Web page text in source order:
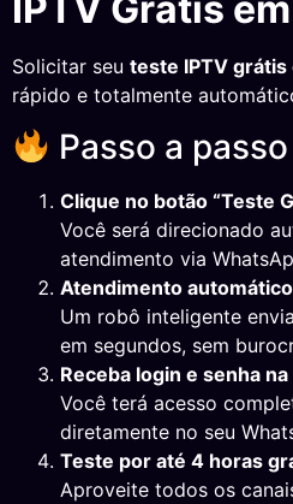
IPTV Grátis
Solicitar seu teste IPTV grátis
rápido e totalmente
Passo a
Clique no botão “Teste
Você será direcionado
atendimento via
Atendimento
Um robô inteligente
em segundos, sem
Receba login e senha
Você terá acesso
diretamente no seu
Teste por até 4 horas
Aproveite todos os